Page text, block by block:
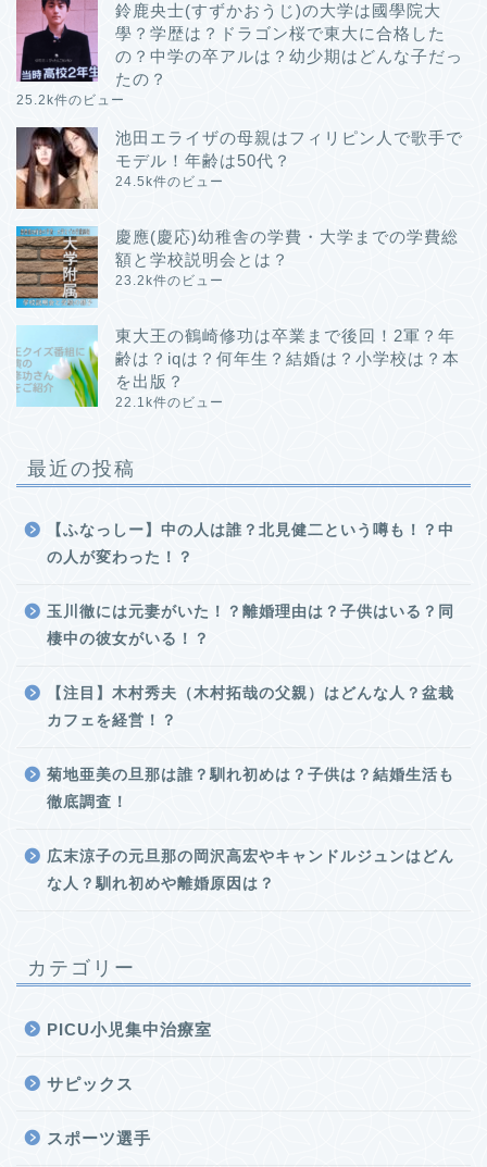
鈴鹿央士(すずかおうじ)の大学は國學院大
學？学歴は？ドラゴン桜で東大に合格した
の？中学の卒アルは？幼少期はどんな子だっ
たの？
25.2k件のビュー
池田エライザの母親はフィリピン人で歌手で
モデル！年齢は50代？
24.5k件のビュー
慶應(慶応)幼稚舎の学費・大学までの学費総
額と学校説明会とは？
23.2k件のビュー
東大王の鶴崎修功は卒業まで後回！2軍？年
齢は？iqは？何年生？結婚は？小学校は？本
を出版？
22.1k件のビュー
最近の投稿
【ふなっしー】中の人は誰？北見健二という噂も！？中
の人が変わった！？
玉川徹には元妻がいた！？離婚理由は？子供はいる？同
棲中の彼女がいる！？
【注目】木村秀夫（木村拓哉の父親）はどんな人？盆栽
カフェを経営！？
菊地亜美の旦那は誰？馴れ初めは？子供は？結婚生活も
徹底調査！
広末涼子の元旦那の岡沢高宏やキャンドルジュンはどん
な人？馴れ初めや離婚原因は？
カテゴリー
PICU小児集中治療室
サピックス
スポーツ選手